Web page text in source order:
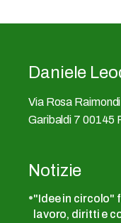
Daniele
Via Rosa Raimondi
Garibaldi 7 00145
Notizie
"Idee in circolo"
lavoro, diritti e